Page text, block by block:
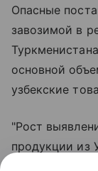
Опасные
завозимой в
основной
узбекские
"Рост
продукции из